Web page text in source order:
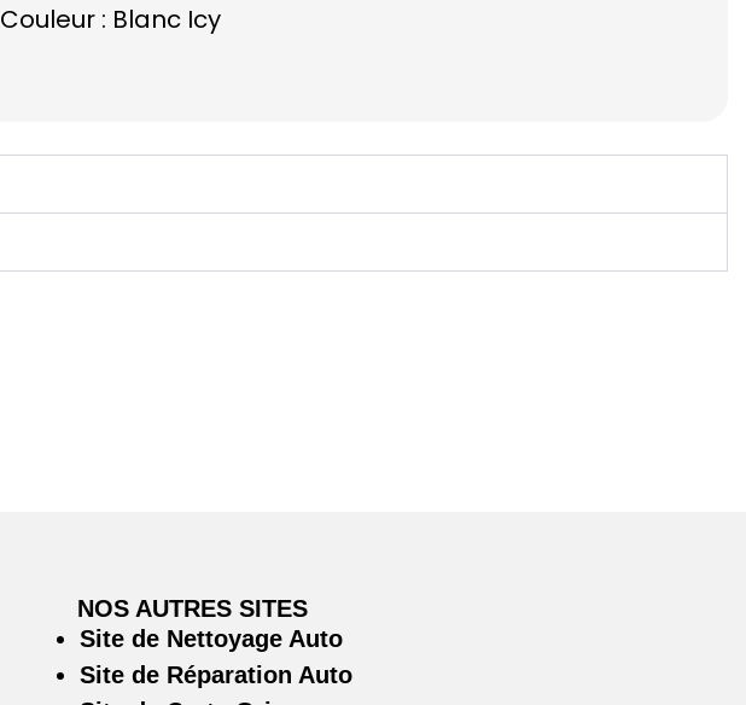
Couleur : Blanc Icy
NOS AUTRES SITES
Site de Nettoyage Auto
Site de Réparation Auto